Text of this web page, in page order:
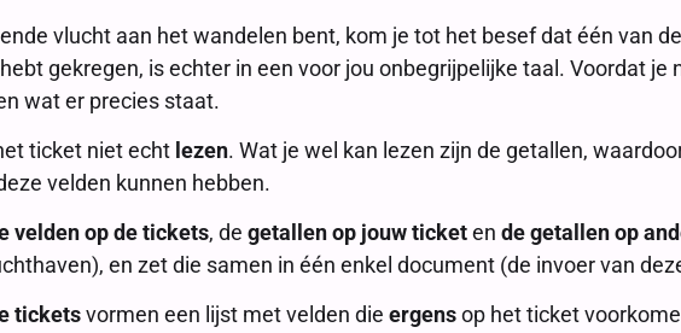
vlucht aan het wandelen bent, kom je tot het besef dat één van
gekregen, is echter in een voor jou onbegrijpelijke taal. Voordat
wat er precies staat.
ticket niet echt lezen. Wat je wel kan lezen zijn de getallen,
velden kunnen hebben.
velden op de tickets, de getallen op jouw ticketen de getallen op
en zet die samen in één enkel document (de invoer van
ticketsvormen een lijst met velden die ergensop het ticket